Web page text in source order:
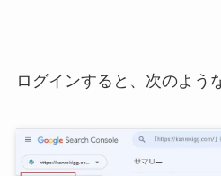
ログインすると、次のよう